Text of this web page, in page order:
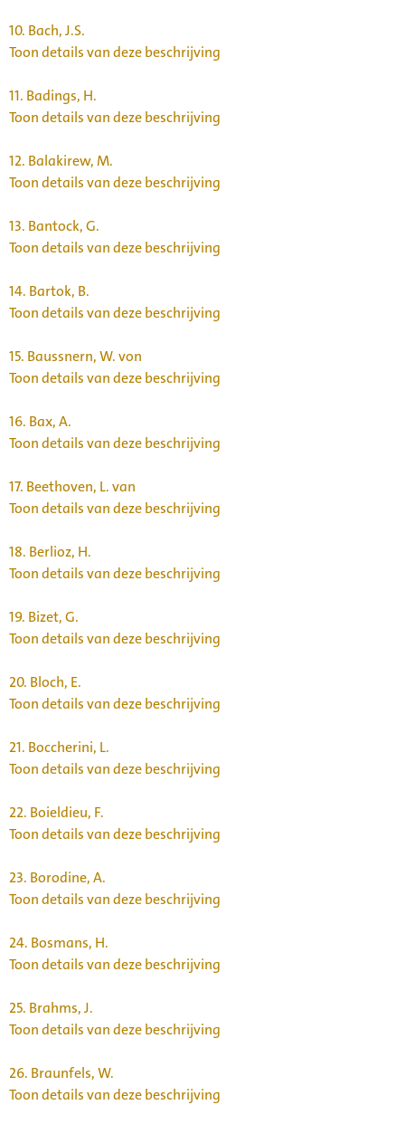
10. Bach, J.S.
Toon details van deze beschrijving
11. Badings, H.
Toon details van deze beschrijving
12. Balakirew, M.
Toon details van deze beschrijving
13. Bantock, G.
Toon details van deze beschrijving
14. Bartok, B.
Toon details van deze beschrijving
15. Baussnern, W. von
Toon details van deze beschrijving
16. Bax, A.
Toon details van deze beschrijving
17. Beethoven, L. van
Toon details van deze beschrijving
18. Berlioz, H.
Toon details van deze beschrijving
19. Bizet, G.
Toon details van deze beschrijving
20. Bloch, E.
Toon details van deze beschrijving
21. Boccherini, L.
Toon details van deze beschrijving
22. Boieldieu, F.
Toon details van deze beschrijving
23. Borodine, A.
Toon details van deze beschrijving
24. Bosmans, H.
Toon details van deze beschrijving
25. Brahms, J.
Toon details van deze beschrijving
26. Braunfels, W.
Toon details van deze beschrijving